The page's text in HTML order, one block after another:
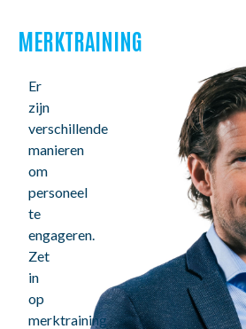
MERKTRAINING
Er
zijn
verschillende
manieren
om
personeel
te
engageren.
Zet
in
op
merktraining